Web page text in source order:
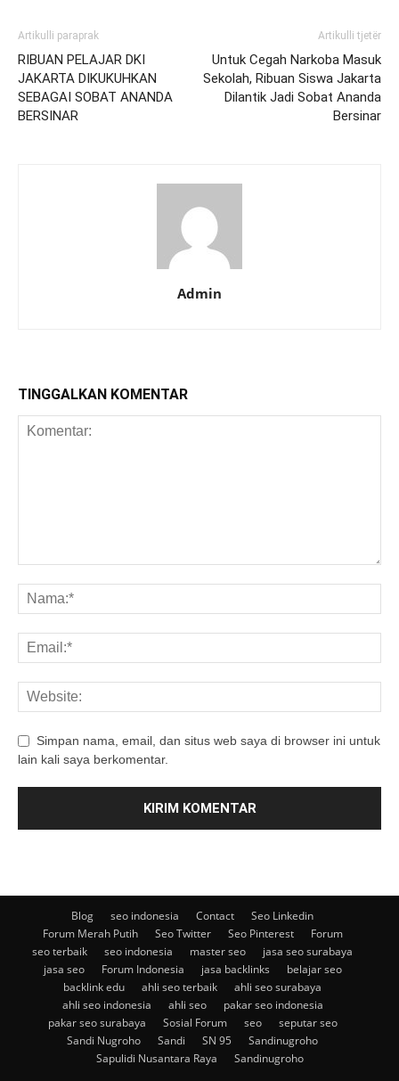
Artikulli paraprak
RIBUAN PELAJAR DKI
JAKARTA DIKUKUHKAN
SEBAGAI SOBAT ANANDA
BERSINAR
Artikulli tjetër
Untuk Cegah Narkoba Masuk
Sekolah, Ribuan Siswa Jakarta
Dilantik Jadi Sobat Ananda
Bersinar
Admin
TINGGALKAN KOMENTAR
Simpan nama, email, dan situs web saya di browser ini untuk
lain kali saya berkomentar.
Blog seo indonesia Contact
Seo Linkedin
Forum Merah Putih
Seo Twitter Seo Pinterest
Forum
seo terbaik
seo indonesia master seo
jasa seo surabaya
jasa seo
Forum Indonesia jasa backlinks
belajar seo
backlink edu
ahli seo terbaik
ahli seo surabaya
ahli seo indonesia
ahli seo
pakar seo indonesia
pakar seo surabaya
Sosial Forum seo
seputar seo
Sandi Nugroho
Sandi SN 95
Sandinugroho
Sapulidi Nusantara Raya
Sandinugroho